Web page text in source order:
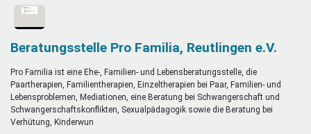
Beratungsstelle Pro Familia, Reutlingen e.V.
Pro Familia ist eine Ehe-, Familien- und Lebensberatungsstelle, die
Paartherapien, Familientherapien, Einzeltherapien bei Paar, Familien- und
Lebensproblemen, Mediationen, eine Beratung bei Schwangerschaft und
Schwangerschaftskonflikten, Sexualpädagogik sowie die Beratung bei
Verhütung, Kinderwun